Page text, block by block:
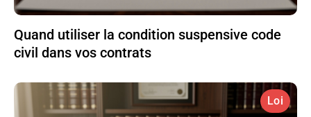
Quand utiliser la condition suspensive code
civil dans vos contrats
Loi